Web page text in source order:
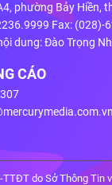
phường Bảy Hiền,
Fax: (028)-
dung: Đào Trọng
CÁO
do Sở Thông Tin